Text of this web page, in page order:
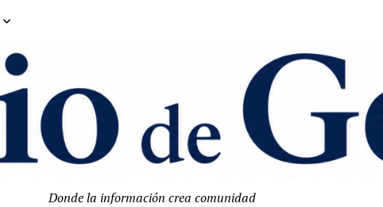
Donde la información crea comunidad